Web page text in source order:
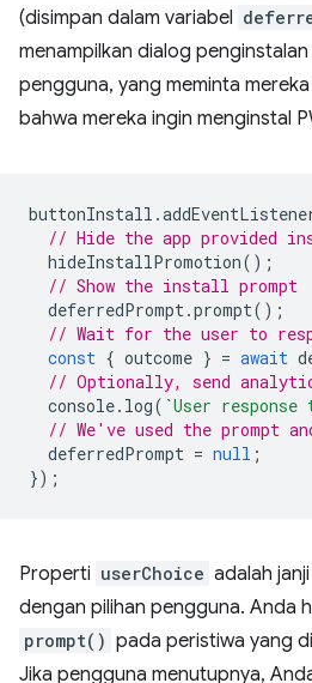
(disimpan dalam variabel
menampilkan dialog
pengguna, yang meminta
bahwa mereka ingin menginstal
buttonInstall .
// Hide the app provided
hideInstallPromotion();
// Show the install prompt
deferredPrompt.prompt();
// Wait for the user to
const { outcome } = await
// Optionally, send
console. log( `User
// We've used the prompt
deferredPrompt = null ;
});
Properti userChoice adalah
dengan pilihan pengguna. Anda
prompt() pada peristiwa yang
Jika pengguna menutupnya,